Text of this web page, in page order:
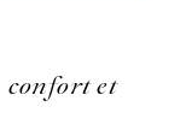
confort et